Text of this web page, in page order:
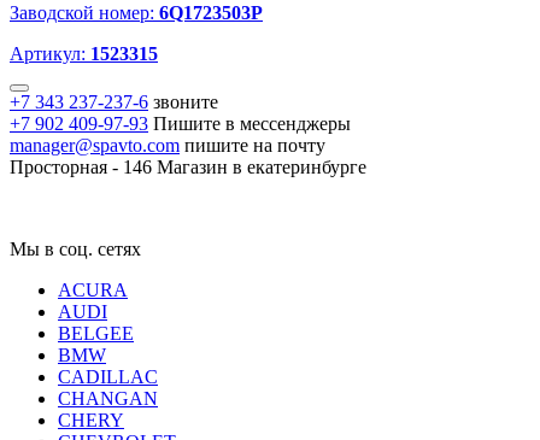
Заводской номер: 6Q1723503P
Артикул: 1523315
+7 343 237-237-6 звоните
+7 902 409-97-93 Пишите в мессенджеры
manager@spavto.com пишите на почту
Просторная - 146 Магазин в екатеринбурге
Мы в соц. сетях
ACURA
AUDI
BELGEE
BMW
CADILLAC
CHANGAN
CHERY